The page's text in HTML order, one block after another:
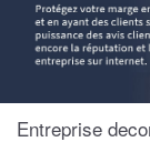
Entreprise